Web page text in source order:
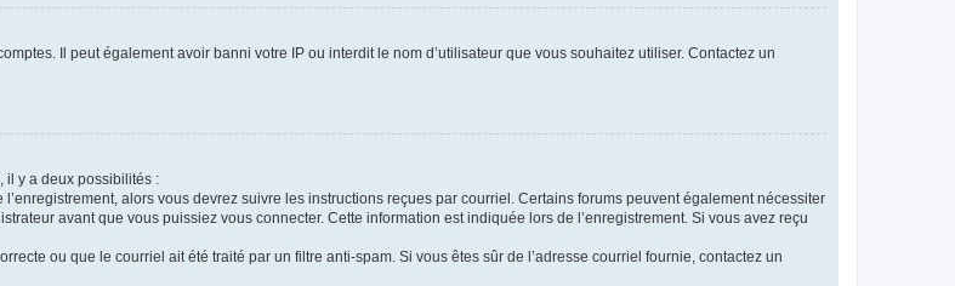
Il peut également avoir banni votre IP ou interdit le nom d’utilisateur que vous souhaitez utiliser. Contactez un
il y a deux possibilités :
alors vous devrez suivre les instructions reçues par courriel. Certains forums peuvent également nécessiter
avant que vous puissiez vous connecter. Cette information est indiquée lors de l’enregistrement. Si vous avez reçu
ou que le courriel ait été traité par un filtre anti-spam. Si vous êtes sûr de l’adresse courriel fournie, contactez un